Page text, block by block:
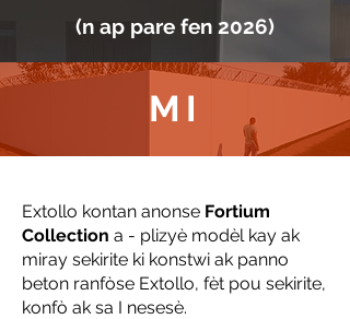
(n ap pare fen 2026)
MI
Extollo kontan anonse Fortium
Collection a - plizyè modèl kay ak
miray sekirite ki konstwi ak panno
beton ranfòse Extollo, fèt pou sekirite,
konfò ak sa I nesesè.